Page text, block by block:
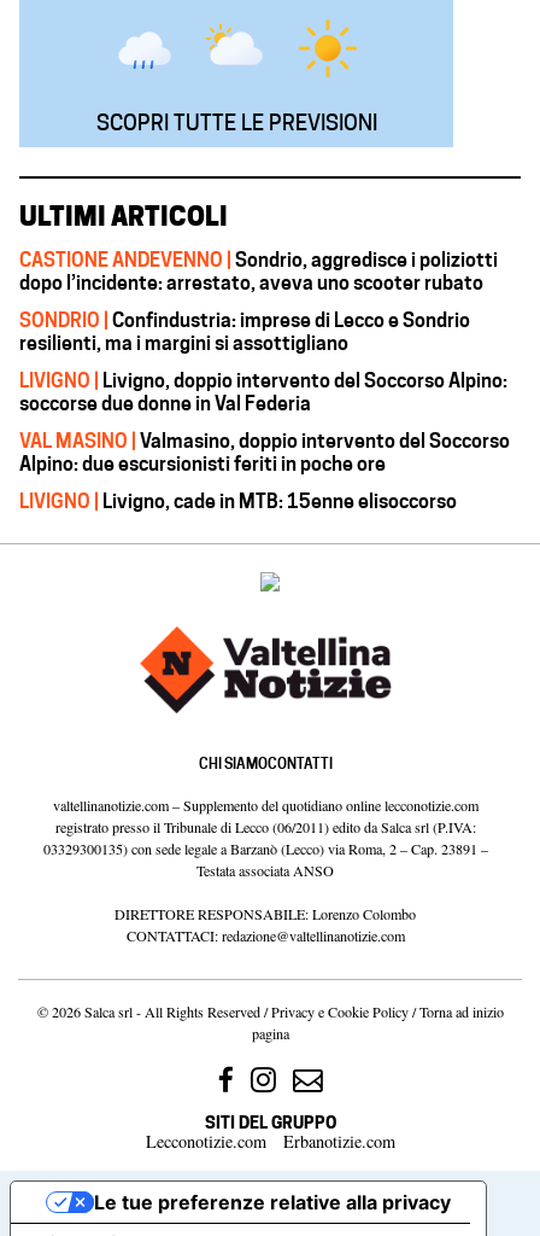
SCOPRI TUTTE LE PREVISIONI
ULTIMI ARTICOLI
CASTIONE ANDEVENNO | Sondrio, aggredisce i poliziotti
dopo l’incidente: arrestato, aveva uno scooter rubato
SONDRIO | Confindustria: imprese di Lecco e Sondrio
resilienti, ma i margini si assottigliano
LIVIGNO | Livigno, doppio intervento del Soccorso Alpino:
soccorse due donne in Val Federia
VAL MASINO | Valmasino, doppio intervento del Soccorso
Alpino: due escursionisti feriti in poche ore
LIVIGNO | Livigno, cade in MTB: 15enne elisoccorso
CHI SIAMOCONTATTI
valtellinanotizie.com – Supplemento del quotidiano online lecconotizie.com
registrato presso il Tribunale di Lecco (06/2011) edito da Salca srl (P.IVA:
03329300135) con sede legale a Barzanò (Lecco) via Roma, 2 – Cap. 23891 –
Testata associata ANSO
DIRETTORE RESPONSABILE: Lorenzo Colombo
CONTATTACI:redazione@valtellinanotizie.com
© 2026 Salca srl - All Rights Reserved /Privacy e Cookie Policy/Torna ad inizio
pagina
SITI DEL GRUPPO
Lecconotizie.com Erbanotizie.com
Le tue preferenze relative alla privacy